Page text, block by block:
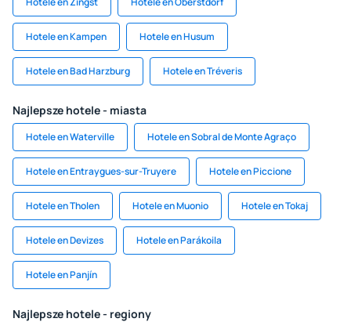
Hotele en Kampen Hotele en Husum
Hotele en Bad Harzburg Hotele en Tréveris
Najlepsze hotele - miasta
Hotele en Waterville Hotele en Sobral de Monte Agraço
Hotele en Entraygues-sur-Truyere Hotele en Piccione
Hotele en Tholen Hotele en Muonio Hotele en Tokaj
Hotele en Devizes Hotele en Parákoila
Hotele en Panjín
Najlepsze hotele - regiony